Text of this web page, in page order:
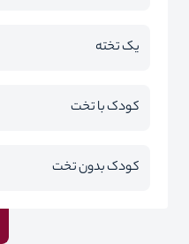
یک تخته
کودک با تخت
کودک بدون تخت